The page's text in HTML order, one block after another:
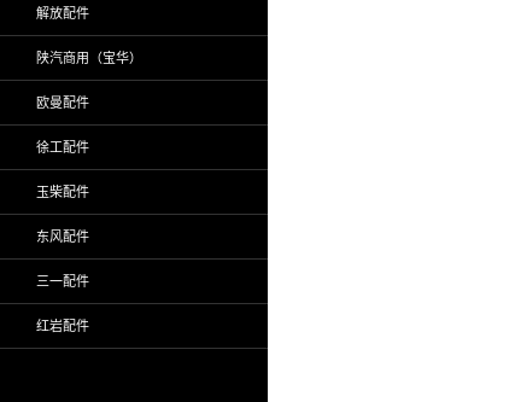
解放配件
陕汽商用（宝华）
欧曼配件
徐工配件
玉柴配件
东风配件
三一配件
红岩配件